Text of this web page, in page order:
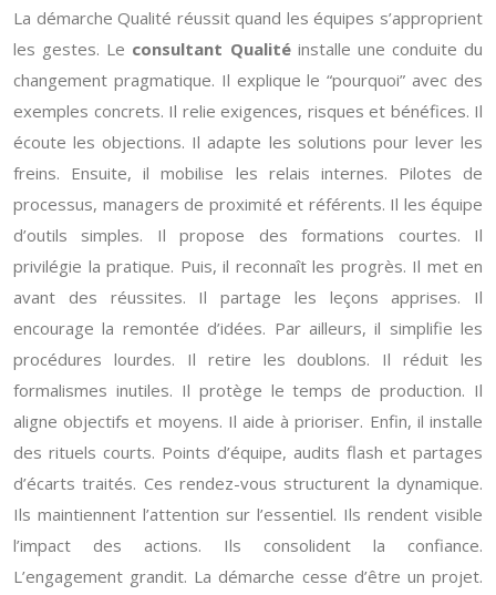
La démarche Qualité réussit quand les équipes s’approprient
les gestes. Le consultant Qualitéinstalle une conduite du
changement pragmatique. Il explique le “pourquoi” avec des
exemples concrets. Il relie exigences, risques et bénéfices. Il
écoute les objections. Il adapte les solutions pour lever les
freins. Ensuite, il mobilise les relais internes. Pilotes de
processus, managers de proximité et référents. Il les équipe
d’outils simples. Il propose des formations courtes. Il
privilégie la pratique. Puis, il reconnaît les progrès. Il met en
avant des réussites. Il partage les leçons apprises. Il
encourage la remontée d’idées. Par ailleurs, il simplifie les
procédures lourdes. Il retire les doublons. Il réduit les
formalismes inutiles. Il protège le temps de production. Il
aligne objectifs et moyens. Il aide à prioriser. Enfin, il installe
des rituels courts. Points d’équipe, audits flash et partages
d’écarts traités. Ces rendez-vous structurent la dynamique.
Ils maintiennent l’attention sur l’essentiel. Ils rendent visible
l’impact des actions. Ils consolident la confiance.
L’engagement grandit. La démarche cesse d’être un projet.